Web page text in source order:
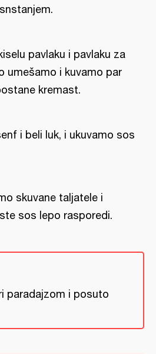
pavlaku i pavlaku za
umešamo i kuvamo par
kremast.
i beli luk, i ukuvamo sos
skuvane taljatele i
sos lepo rasporedi.
paradajzom i posuto